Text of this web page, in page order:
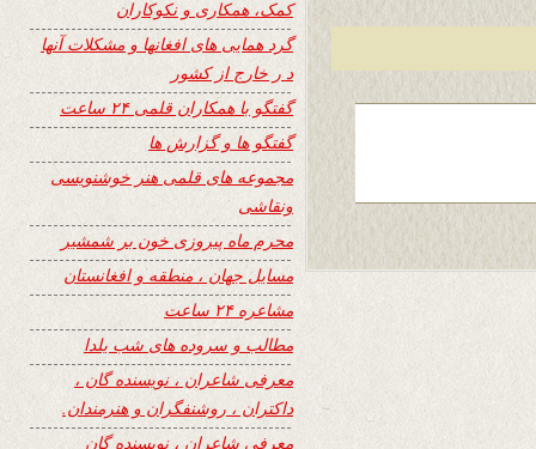
کمک، همکاری و نکوکاران
گرد همایی های افغانها و مشکلات آنها
د ر خارج از کشور
گفتگو با همکاران قلمی ۲۴ ساعت
گفتگو ها و گزارش ها
مجموعه های قلمی هنر خوشنویسی
ونقاشی
محرم ماه پیروزی خون بر شمشیر
مسایل جهان ، منطقه و افغانستان
مشاعره ۲۴ ساعت
مطالب و سروده های شب یلدا
معرفی شاعران ، نویسنده گان ،
داکتران ، روشنفگران و هنرمندان.
معرفی شاعران ، نویسنده گان